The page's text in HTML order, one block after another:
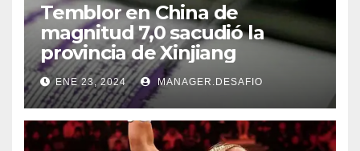
Temblor en China de
magnitud 7,0 sacudió la
provincia de Xinjiang
ENE 23, 2024 MANAGER.DESAFIO